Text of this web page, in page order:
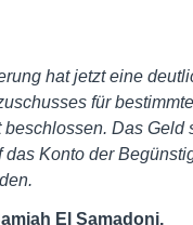
hat jetzt eine
für
beschlossen. Das Geld
das Konto der
El Samadoni,